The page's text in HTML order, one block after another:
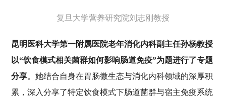
复旦大学营养研究院刘志刚教授
昆明医科大学第一附属医院老年消化内科副主任孙杨教授
以“饮食模式相关菌群如何影响肠道免疫”为题进行了专题
分享。她结合自身在胃肠微生态与消化内科领域的深厚积
累，深入分享了特定饮食模式下肠道菌群与宿主免疫系统